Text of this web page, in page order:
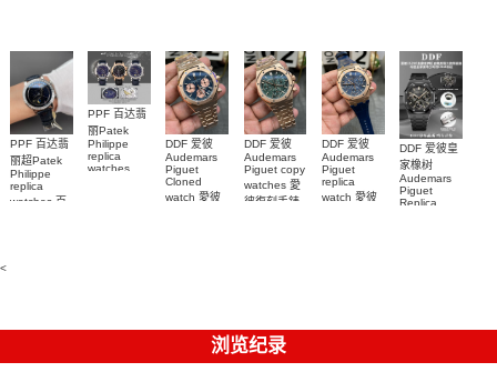
001包金真
钻 腕表
PPF 百达翡
丽超Patek
Philippe
replica
watches 百
PPF 百达翡
丽Patek
Philippe
replica
watches
DDF 爱彼
Audemars
Piguet
Cloned
watch 愛彼
DDF 爱彼
Audemars
Piguet copy
watches 愛
彼復刻手錶
DDF 爱彼
Audemars
Piguet
replica
watch 愛彼
DDF 爱彼皇
家橡树
Audemars
Piguet
Replica
<
浏览纪录